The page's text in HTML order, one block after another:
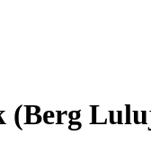
(Berg